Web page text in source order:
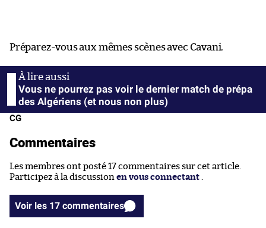
Préparez-vous aux mêmes scènes avec Cavani.
Vous ne pourrez pas voir le dernier match de prépa
des Algériens (et nous non plus)
CG
Commentaires
Les membres ont posté 17 commentaires sur cet article.
Participez à la discussion en vous connectant
Voir les 17 commentaires